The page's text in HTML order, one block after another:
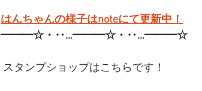
はんちゃんの様子はnoteにて更新中！
━━━☆・‥…━━━☆・‥…━━━☆
スタンプショップはこちらです！